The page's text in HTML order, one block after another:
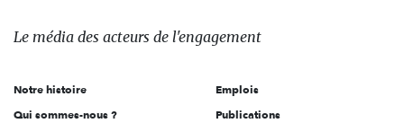
des
l'engagement
Le média des acteurs de l'engagement
Notre histoire
Qui sommes-nous ?
Emplois
Publications